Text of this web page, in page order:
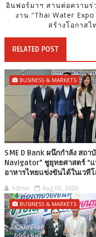
อินฟอร์มาฯ สานต่อความร่
งาน “Thai Water
สร้างโอกาส
RELATED POST
BUSINESS & MARKETS
SME D Bank ผนึกกำลัง สถา
Navigator” ชูยุทธศาสตร์ “
อาหารไทยแข่งขันได้ในเวที
Admin Aug 05, 2026
BUSINESS & MARKETS